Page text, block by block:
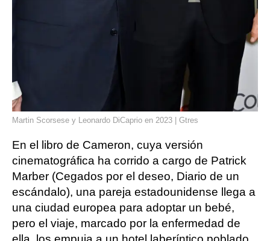
Martin Scorsese y Leonardo DiCaprio en 2023 | Gtres
En el libro de Cameron, cuya versión
cinematográfica ha corrido a cargo de Patrick
Marber (Cegados por el deseo, Diario de un
escándalo), una pareja estadounidense llega a
una ciudad europea para adoptar un bebé,
pero el viaje, marcado por la enfermedad de